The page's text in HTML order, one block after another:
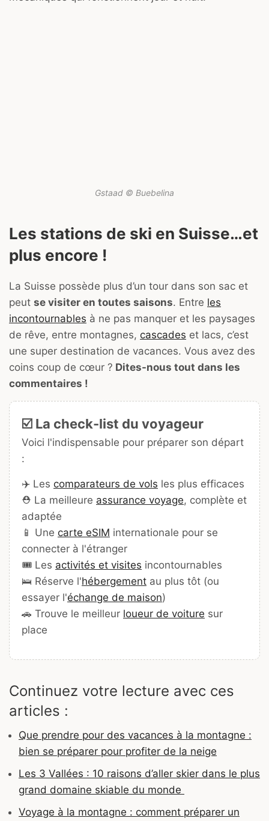
Gstaad © Buebelina
Les stations de ski en Suisse…et
plus encore !
La Suisse possède plus d’un tour dans son sac et
peut se visiter en toutes saisons. Entre les
incontournables à ne pas manquer et les paysages
de rêve, entre montagnes, cascades et lacs, c’est
une super destination de vacances. Vous avez des
coins coup de cœur ? Dites-nous tout dans les
commentaires !
☑️ La check-list du voyageur
Voici l'indispensable pour préparer son départ
:
✈️ Les comparateurs de vols les plus efficaces
⛑️ La meilleure assurance voyage, complète et
adaptée
📱 Une carte eSIM internationale pour se
connecter à l'étranger
🎟️ Les activités et visites incontournables
🛌 Réserve l'hébergement au plus tôt (ou
essayer l'échange de maison)
🚗 Trouve le meilleur loueur de voiture sur
place
Continuez votre lecture avec ces
articles :
Que prendre pour des vacances à la montagne :
bien se préparer pour profiter de la neige
Les 3 Vallées : 10 raisons d’aller skier dans le plus
grand domaine skiable du monde
Voyage à la montagne : comment préparer un